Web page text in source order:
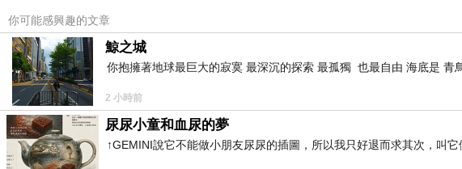
你可能感興趣的文章
鯨之城
你抱擁著地球最巨大的寂寞 最深沉的探索 最孤獨 也最自由 海底是 青
2 小時前
尿尿小童和血尿的夢
↑GEMINI說它不能做小朋友尿尿的插圖，所以我只好退而求其次，叫